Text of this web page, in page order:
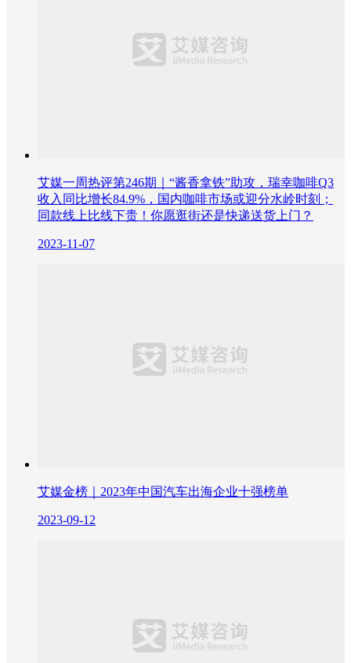
艾媒一周热评第246期｜“酱香拿铁”助攻，瑞幸咖啡Q3
收入同比增长84.9%，国内咖啡市场或迎分水岭时刻；
同款线上比线下贵！你愿逛街还是快递送货上门？
2023-11-07
艾媒金榜｜2023年中国汽车出海企业十强榜单
2023-09-12